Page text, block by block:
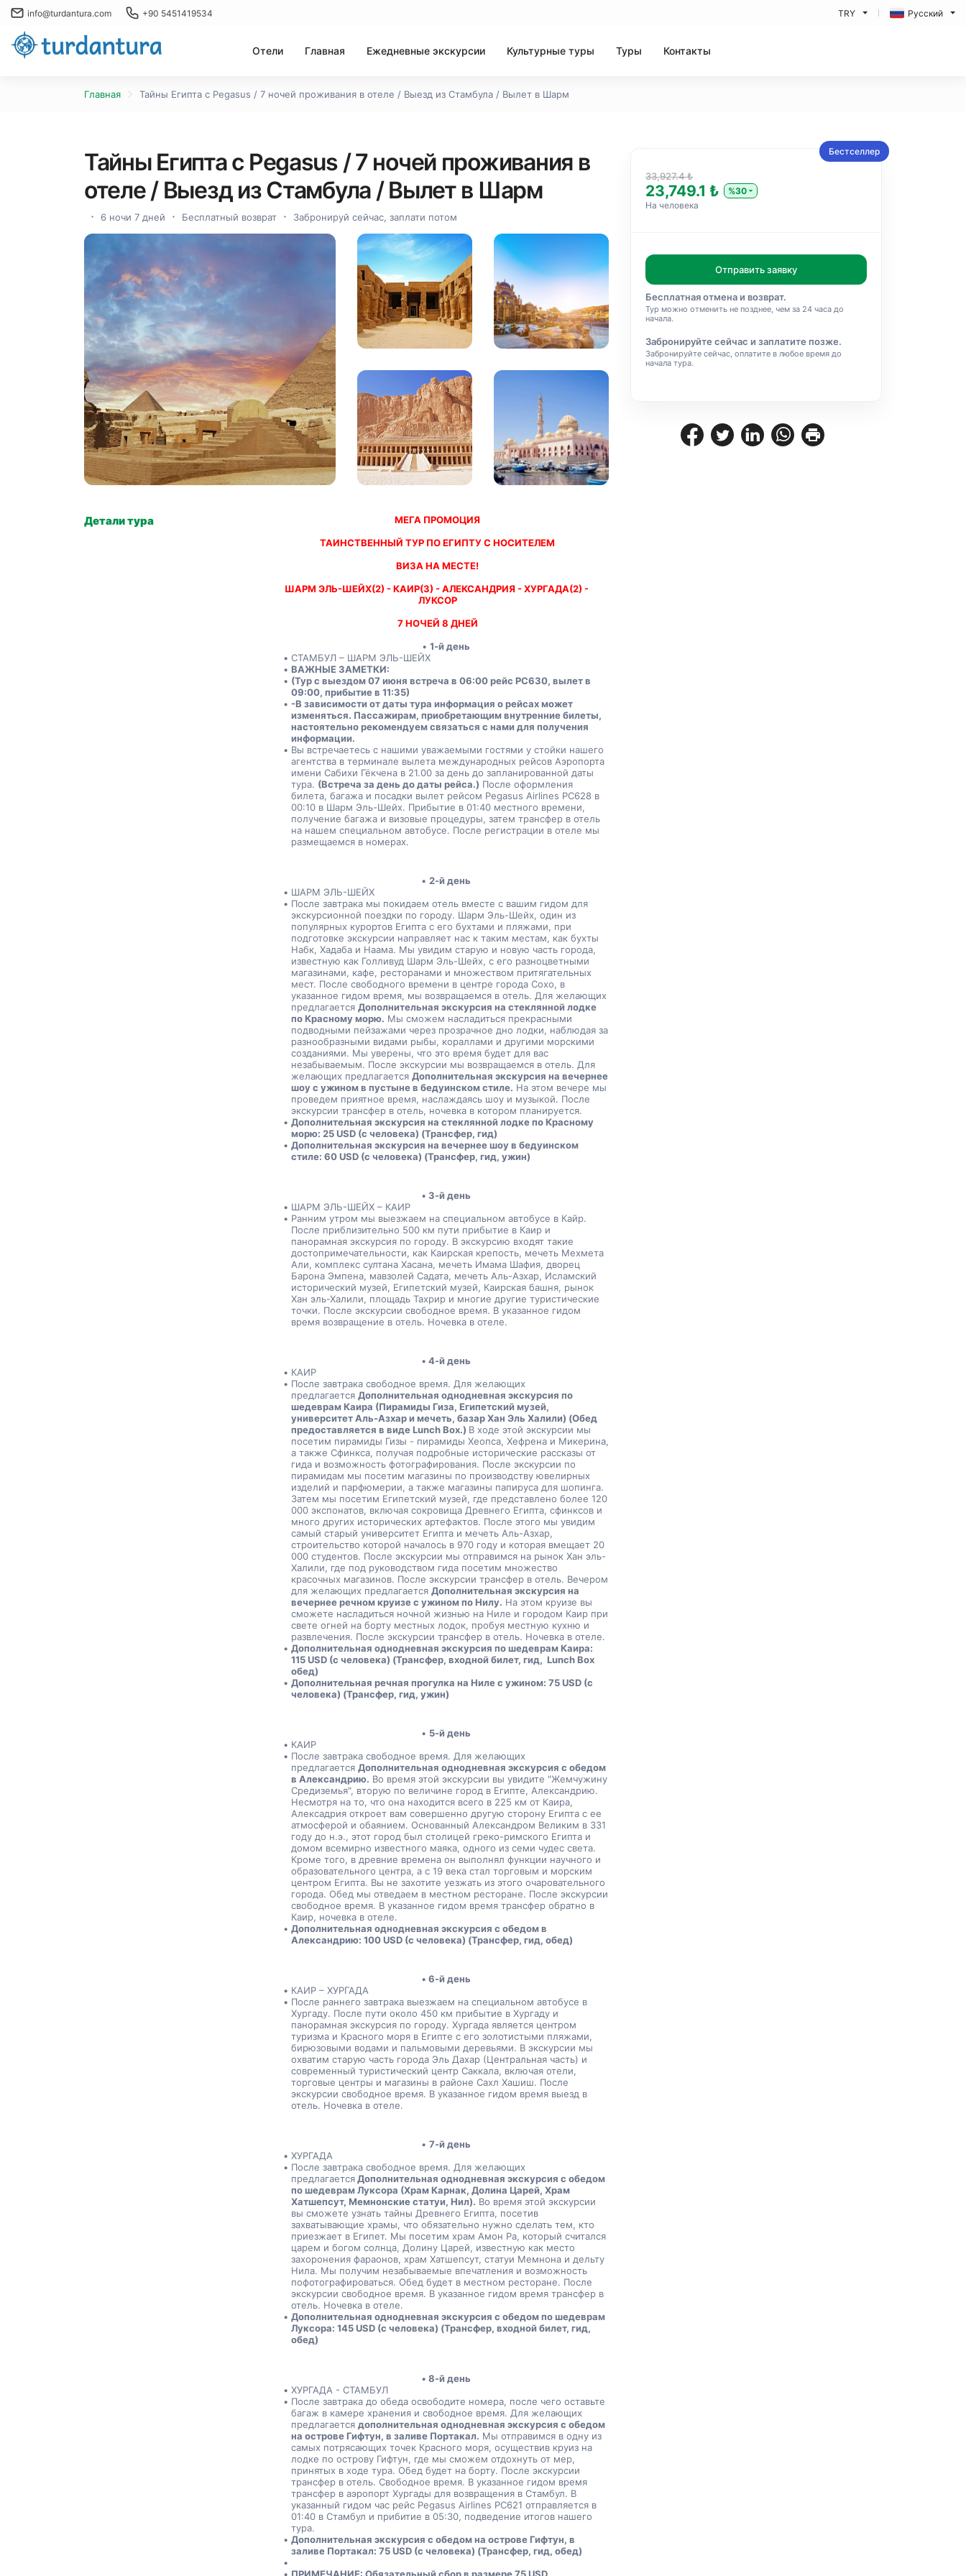
info@turdantura.com +90 5451419534 TRY Русский
Отели Главная Ежедневные экскурсии Культурные туры Туры Контакты
Главная Тайны Египта с Pegasus / 7 ночей проживания в отеле / Выезд из Стамбула / Вылет в Шарм
Тайны Египта с Pegasus / 7 ночей проживания в
отеле / Выезд из Стамбула / Вылет в Шарм
6 ночи 7 дней Бесплатный возврат Забронируй сейчас, заплати потом
Детали тура
МЕГА ПРОМОЦИЯ
ТАИНСТВЕННЫЙ ТУР ПО ЕГИПТУ С НОСИТЕЛЕМ
ВИЗА НА МЕСТЕ!
ШАРМ ЭЛЬ-ШЕЙХ(2) - КАИР(3) - АЛЕКСАНДРИЯ - ХУРГАДА(2) -
ЛУКСОР
7 НОЧЕЙ 8 ДНЕЙ
1-й день
СТАМБУЛ – ШАРМ ЭЛЬ-ШЕЙХ
ВАЖНЫЕ ЗАМЕТКИ:
(Тур с выездом 07 июня встреча в 06:00 рейс PC630, вылет в
09:00, прибытие в 11:35)
-В зависимости от даты тура информация о рейсах может
изменяться. Пассажирам, приобретающим внутренние билеты,
настоятельно рекомендуем связаться с нами для получения
информации.
Вы встречаетесь с нашими уважаемыми гостями у стойки нашего
агентства в терминале вылета международных рейсов Аэропорта
имени Сабихи Гёкчена в 21.00 за день до запланированной даты
тура. (Встреча за день до даты рейса.) После оформления
билета, багажа и посадки вылет рейсом Pegasus Airlines PC628 в
00:10 в Шарм Эль-Шейх. Прибытие в 01:40 местного времени,
получение багажа и визовые процедуры, затем трансфер в отель
на нашем специальном автобусе. После регистрации в отеле мы
размещаемся в номерах.
2-й день
ШАРМ ЭЛЬ-ШЕЙХ
После завтрака мы покидаем отель вместе с вашим гидом для
экскурсионной поездки по городу. Шарм Эль-Шейх, один из
популярных курортов Египта с его бухтами и пляжами, при
подготовке экскурсии направляет нас к таким местам, как бухты
Набк, Хадаба и Наама. Мы увидим старую и новую часть города,
известную как Голливуд Шарм Эль-Шейх, с его разноцветными
магазинами, кафе, ресторанами и множеством притягательных
мест. После свободного времени в центре города Сохо, в
указанное гидом время, мы возвращаемся в отель. Для желающих
предлагается Дополнительная экскурсия на стеклянной лодке
по Красному морю. Мы сможем насладиться прекрасными
подводными пейзажами через прозрачное дно лодки, наблюдая за
разнообразными видами рыбы, кораллами и другими морскими
созданиями. Мы уверены, что это время будет для вас
незабываемым. После экскурсии мы возвращаемся в отель. Для
желающих предлагается Дополнительная экскурсия на вечернее
шоу с ужином в пустыне в бедуинском стиле. На этом вечере мы
проведем приятное время, наслаждаясь шоу и музыкой. После
экскурсии трансфер в отель, ночевка в котором планируется.
Дополнительная экскурсия на стеклянной лодке по Красному
морю: 25 USD (с человека) (Трансфер, гид)
Дополнительная экскурсия на вечернее шоу в бедуинском
стиле: 60 USD (с человека) (Трансфер, гид, ужин)
3-й день
ШАРМ ЭЛЬ-ШЕЙХ – КАИР
Ранним утром мы выезжаем на специальном автобусе в Кайр.
После приблизительно 500 км пути прибытие в Каир и
панорамная экскурсия по городу. В экскурсию входят такие
достопримечательности, как Каирская крепость, мечеть Мехмета
Али, комплекс султана Хасана, мечеть Имама Шафия, дворец
Барона Эмпена, мавзолей Садата, мечеть Аль-Азхар, Исламский
исторический музей, Египетский музей, Каирская башня, рынок
Хан эль-Халили, площадь Тахрир и многие другие туристические
точки. После экскурсии свободное время. В указанное гидом
время возвращение в отель. Ночевка в отеле.
4-й день
КАИР
После завтрака свободное время. Для желающих
предлагается Дополнительная однодневная экскурсия по
шедеврам Каира (Пирамиды Гиза, Египетский музей,
университет Аль-Азхар и мечеть, базар Хан Эль Халили) (Обед
предоставляется в виде Lunch Box.) В ходе этой экскурсии мы
посетим пирамиды Гизы - пирамиды Хеопса, Хефрена и Микерина,
а также Сфинкса, получая подробные исторические рассказы от
гида и возможность фотографирования. После экскурсии по
пирамидам мы посетим магазины по производству ювелирных
изделий и парфюмерии, а также магазины папируса для шопинга.
Затем мы посетим Египетский музей, где представлено более 120
000 экспонатов, включая сокровища Древнего Египта, сфинксов и
много других исторических артефактов. После этого мы увидим
самый старый университет Египта и мечеть Аль-Азхар,
строительство которой началось в 970 году и которая вмещает 20
000 студентов. После экскурсии мы отправимся на рынок Хан эль-
Халили, где под руководством гида посетим множество
красочных магазинов. После экскурсии трансфер в отель. Вечером
для желающих предлагается Дополнительная экскурсия на
вечернее речном круизе с ужином по Нилу. На этом круизе вы
сможете насладиться ночной жизнью на Ниле и городом Каир при
свете огней на борту местных лодок, пробуя местную кухню и
развлечения. После экскурсии трансфер в отель. Ночевка в отеле.
Дополнительная однодневная экскурсия по шедеврам Каира:
115 USD (с человека) (Трансфер, входной билет, гид, Lunch Box
обед)
Дополнительная речная прогулка на Ниле с ужином: 75 USD (с
человека) (Трансфер, гид, ужин)
5-й день
КАИР
После завтрака свободное время. Для желающих
предлагается Дополнительная однодневная экскурсия с обедом
в Александрию. Во время этой экскурсии вы увидите "Жемчужину
Средиземья", вторую по величине город в Египте, Александрию.
Несмотря на то, что она находится всего в 225 км от Каира,
Алексадрия откроет вам совершенно другую сторону Египта с ее
атмосферой и обаянием. Основанный Александром Великим в 331
году до н.э., этот город был столицей греко-римского Египта и
домом всемирно известного маяка, одного из семи чудес света.
Кроме того, в древние времена он выполнял функции научного и
образовательного центра, а с 19 века стал торговым и морским
центром Египта. Вы не захотите уезжать из этого очаровательного
города. Обед мы отведаем в местном ресторане. После экскурсии
свободное время. В указанное гидом время трансфер обратно в
Каир, ночевка в отеле.
Дополнительная однодневная экскурсия с обедом в
Александрию: 100 USD (с человека) (Трансфер, гид, обед)
6-й день
КАИР – ХУРГАДА
После раннего завтрака выезжаем на специальном автобусе в
Хургаду. После пути около 450 км прибытие в Хургаду и
панорамная экскурсия по городу. Хургада является центром
туризма и Красного моря в Египте с его золотистыми пляжами,
бирюзовыми водами и пальмовыми деревьями. В экскурсии мы
охватим старую часть города Эль Дахар (Центральная часть) и
современный туристический центр Саккала, включая отели,
торговые центры и магазины в районе Сахл Хашиш. После
экскурсии свободное время. В указанное гидом время выезд в
отель. Ночевка в отеле.
7-й день
ХУРГАДА
После завтрака свободное время. Для желающих
предлагается Дополнительная однодневная экскурсия с обедом
по шедеврам Луксора (Храм Карнак, Долина Царей, Храм
Хатшепсут, Мемнонские статуи, Нил). Во время этой экскурсии
вы сможете узнать тайны Древнего Египта, посетив
захватывающие храмы, что обязательно нужно сделать тем, кто
приезжает в Египет. Мы посетим храм Амон Ра, который считался
царем и богом солнца, Долину Царей, известную как место
захоронения фараонов, храм Хатшепсут, статуи Мемнона и дельту
Нила. Мы получим незабываемые впечатления и возможность
пофотографироваться. Обед будет в местном ресторане. После
экскурсии свободное время. В указанное гидом время трансфер в
отель. Ночевка в отеле.
Дополнительная однодневная экскурсия с обедом по шедеврам
Луксора: 145 USD (с человека) (Трансфер, входной билет, гид,
обед)
8-й день
ХУРГАДА - СТАМБУЛ
После завтрака до обеда освободите номера, после чего оставьте
багаж в камере хранения и свободное время. Для желающих
предлагается дополнительная однодневная экскурсия с обедом
на острове Гифтун, в заливе Портакал. Мы отправимся в одну из
самых потрясающих точек Красного моря, осуществив круиз на
лодке по острову Гифтун, где мы сможем отдохнуть от мер,
принятых в ходе тура. Обед будет на борту. После экскурсии
трансфер в отель. Свободное время. В указанное гидом время
трансфер в аэропорт Хургады для возвращения в Стамбул. В
указанный гидом час рейс Pegasus Airlines PC621 отправляется в
01:40 в Стамбул и прибитие в 05:30, подведение итогов нашего
тура.
Дополнительная экскурсия с обедом на острове Гифтун, в
заливе Портакал: 75 USD (с человека) (Трансфер, гид, обед)
Бестселлер
33,927.4 ₺
23,749.1 ₺
%30
На человека
Отправить заявку
Бесплатная отмена и возврат.
Тур можно отменить не позднее, чем за 24 часа до
начала.
Забронируйте сейчас и заплатите позже.
Забронируйте сейчас, оплатите в любое время до
начала тура.